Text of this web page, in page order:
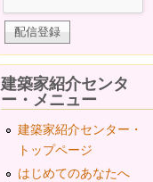
建築家紹介センタ
ー・メニュー
建築家紹介センター・
トップページ
はじめてのあなたへ